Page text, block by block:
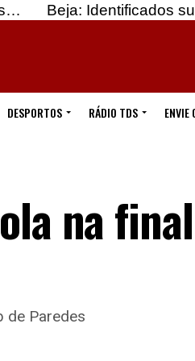
suspeitos de
DESPORTOS RÁDIO TDS ENVIE
na
de Paredes